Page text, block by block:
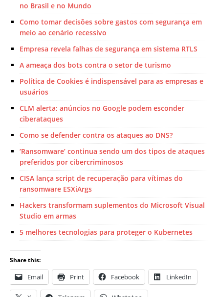
no Brasil e no Mundo
Como tomar decisões sobre gastos com segurança em
meio ao cenário recessivo
Empresa revela falhas de segurança em sistema RTLS
A ameaça dos bots contra o setor de turismo
Política de Cookies é indispensável para as empresas e
usuários
CLM alerta: anúncios no Google podem esconder
ciberataques
Como se defender contra os ataques ao DNS?
‘Ransomware’ continua sendo um dos tipos de ataques
preferidos por cibercriminosos
CISA lança script de recuperação para vítimas do
ransomware ESXiArgs
Hackers transformam suplementos do Microsoft Visual
Studio em armas
5 melhores tecnologias para proteger o Kubernetes
Share this:
Email Print Facebook LinkedIn